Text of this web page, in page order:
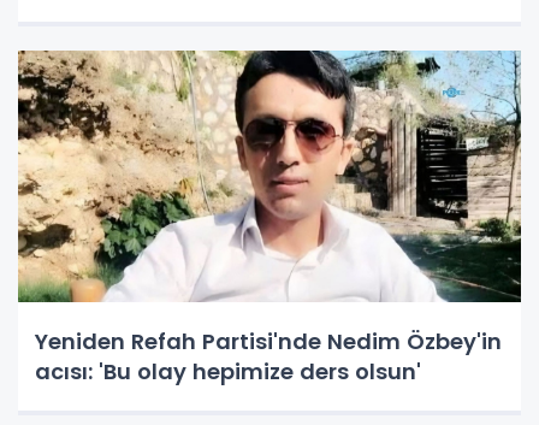
Yeniden Refah Partisi'nde Nedim Özbey'in
acısı: 'Bu olay hepimize ders olsun'